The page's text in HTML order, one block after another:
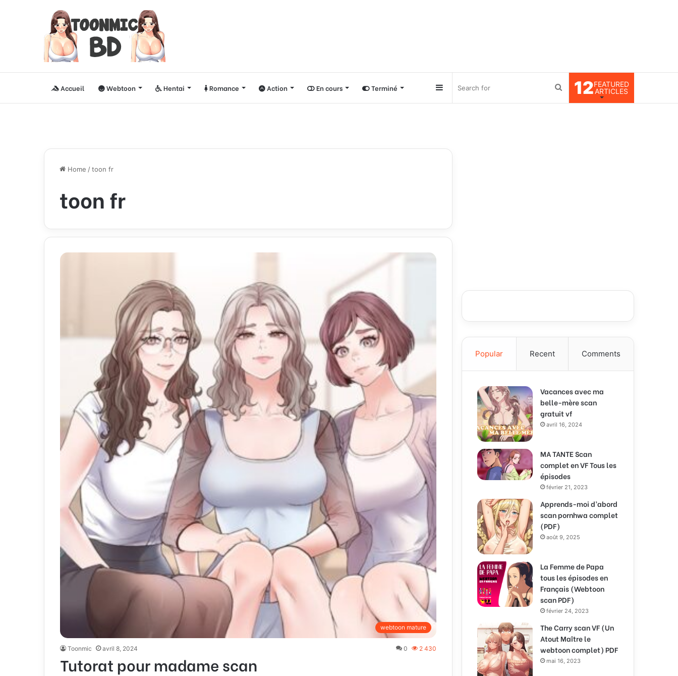
Accueil Webtoon Hentai Romance Action En cours Terminé 12FEATURED
ARTICLES
Search
Sidebar
Home /toon fr
toon fr
webtoon mature
Toonmic avril 8, 2024 0 2 430
Tutorat pour madame scan
Popular Recent Comments
Vacances avec ma
belle-mère scan
gratuit vf
avril 16, 2024
MA TANTE Scan
complet en VF Tous les
épisodes
février 21, 2023
Apprends-moi d’abord
scan pornhwa complet
(PDF)
août 9, 2025
La Femme de Papa
tous les épisodes en
Français (Webtoon
scan PDF)
février 24, 2023
The Carry scan VF (Un
Atout Maître le
webtoon complet) PDF
mai 16, 2023